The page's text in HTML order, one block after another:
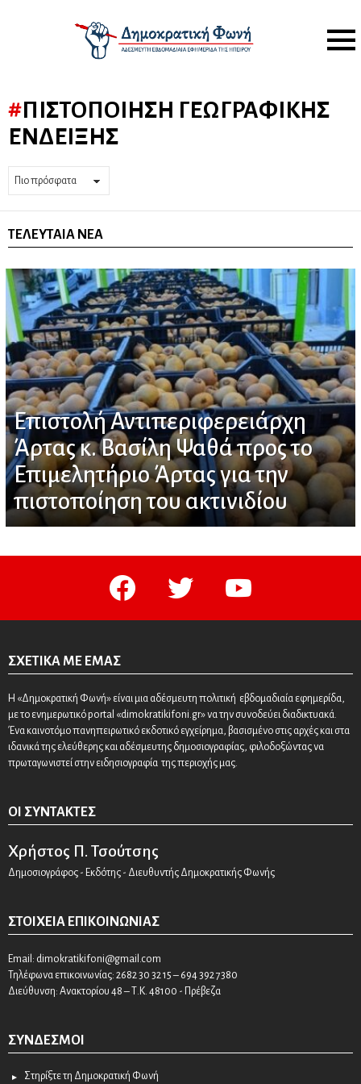
Menu
ΠΙΣΤΟΠΟΊΗΣΗ ΓΕΩΓΡΑΦΙΚΉΣ
ΈΝΔΕΙΞΗΣ
ΤΕΛΕΥΤΑΊΑ ΝΈΑ
Επιστολή Αντιπεριφερειάρχη
Άρτας κ. Βασίλη Ψαθά προς το
Επιμελητήριο Άρτας για την
πιστοποίηση του ακτινιδίου
facebook twitter
ΣΧΕΤΙΚΆ ΜΕ ΕΜΆΣ
Η «Δημοκρατική Φωνή» είναι μια αδέσμευτη πολιτική εβδομαδιαία εφημερίδα,
με το ενημερωτικό portal «dimokratikifoni.gr» να την συνοδεύει διαδικτυακά.
Ένα καινοτόμο πανηπειρωτικό εκδοτικό εγχείρημα, βασισμένο στις αρχές και στα
ιδανικά της ελεύθερης και αδέσμευτης δημοσιογραφίας, φιλοδοξώντας να
πρωταγωνιστεί στην ειδησιογραφία της περιοχής μας.
ΟΙ ΣΥΝΤΆΚΤΕΣ
Χρήστος Π. Τσούτσης
Δημοσιογράφος - Εκδότης - Διευθυντής Δημοκρατικής Φωνής
ΣΤΟΙΧΕΊΑ ΕΠΙΚΟΙΝΩΝΊΑΣ
Email: dimokratikifoni@gmail.com
Τηλέφωνα επικοινωνίας: 2682 30 32 15 – 694 392 7380
Διεύθυνση: Ανακτορίου 48 – Τ.Κ. 48100 - Πρέβεζα
ΣΎΝΔΕΣΜΟΙ
Στηρίξτε τη Δημοκρατική Φωνή